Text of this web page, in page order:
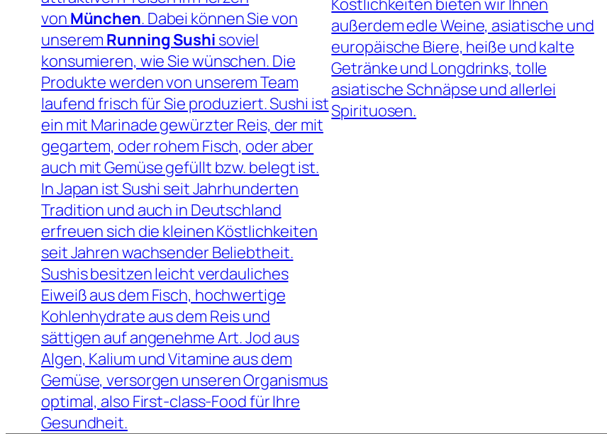
von München. Dabei können Sie von
unserem Running Sushi soviel
konsumieren, wie Sie wünschen. Die
Produkte werden von unserem Team
laufend frisch für Sie produziert. Sushi ist
ein mit Marinade gewürzter Reis, der mit
gegartem, oder rohem Fisch, oder aber
auch mit Gemüse gefüllt bzw. belegt ist.
In Japan ist Sushi seit Jahrhunderten
Tradition und auch in Deutschland
erfreuen sich die kleinen Köstlichkeiten
seit Jahren wachsender Beliebtheit.
Sushis besitzen leicht verdauliches
Eiweiß aus dem Fisch, hochwertige
Kohlenhydrate aus dem Reis und
sättigen auf angenehme Art. Jod aus
Algen, Kalium und Vitamine aus dem
Gemüse, versorgen unseren Organismus
optimal, also First-class-Food für Ihre
Gesundheit.
Köstlichkeiten bieten wir Ihnen
außerdem edle Weine, asiatische und
europäische Biere, heiße und kalte
Getränke und Longdrinks, tolle
asiatische Schnäpse und allerlei
Spirituosen.